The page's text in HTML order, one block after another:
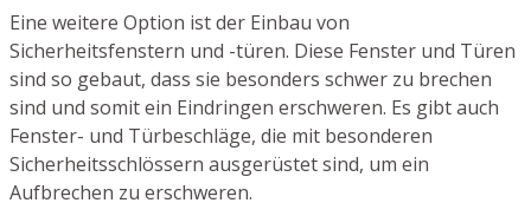
Eine weitere Option ist der Einbau von
Sicherheitsfenstern und -türen. Diese Fenster und Türen
sind so gebaut, dass sie besonders schwer zu brechen
sind und somit ein Eindringen erschweren. Es gibt auch
Fenster- und Türbeschläge, die mit besonderen
Sicherheitsschlössern ausgerüstet sind, um ein
Aufbrechen zu erschweren.